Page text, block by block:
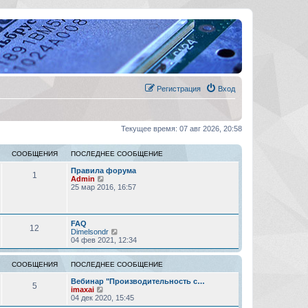
Вход
Регистрация
Текущее время: 07 авг 2026, 20:58
СООБЩЕНИЯ ПОСЛЕДНЕЕ СООБЩЕНИЕ
1
Правила форума
Admin
е
и
к
п
о
с
л
е
н
е
25 мар 2016, 16:57
12
FAQ
Dimelsondr
е
р
е
й
т
и
п
о
04 фев 2021, 12:34
СООБЩЕНИЯ ПОСЛЕДНЕЕ СООБЩЕНИЕ
5
Вебинар "Производительность с…
imaxai
е
р
04 дек 2020, 15:45